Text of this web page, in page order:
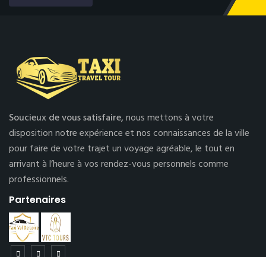
Soucieux de vous satisfaire,nous mettons à votre
disposition notre expérience et nos connaissances de la ville
pour faire de votre trajet un voyage agréable, le tout en
arrivant à l’heure à vos rendez-vous personnels comme
professionnels.
Partenaires